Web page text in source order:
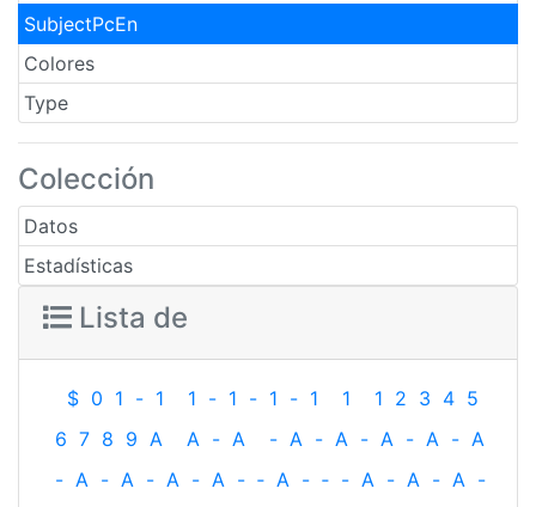
SubjectPcEn
Colores
Type
Colección
Datos
Estadísticas
Lista de
$ 0 1 - 1 1 - 1 - 1 - 1 1 1 2 3 4 5
6 7 8 9 A A - A - A - A - A - A - A
- A - A - A - A - ‐ A - ‐ - A - A - A -